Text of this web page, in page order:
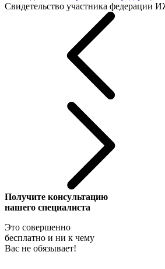
Свидетельство участника федерации
Получите консультацию
нашего специалиста
Это совершенно
бесплатно и ни к чему
Вас не обязывает!